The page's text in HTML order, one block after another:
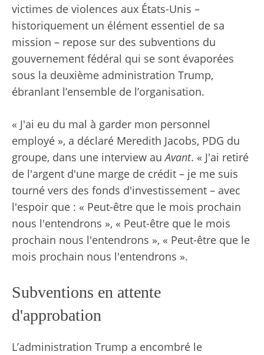
victimes de violences aux États-Unis –
historiquement un élément essentiel de sa
mission – repose sur des subventions du
gouvernement fédéral qui se sont évaporées
sous la deuxième administration Trump,
ébranlant l’ensemble de l’organisation.
« J'ai eu du mal à garder mon personnel
employé », a déclaré Meredith Jacobs, PDG du
groupe, dans une interview auAvant. « J'ai retiré
de l'argent d'une marge de crédit – je me suis
tourné vers des fonds d'investissement – ​​avec
l'espoir que : « Peut-être que le mois prochain
nous l'entendrons », « Peut-être que le mois
prochain nous l'entendrons », « Peut-être que le
mois prochain nous l'entendrons ».
Subventions en attente
d'approbation
L’administration Trump a encombré le